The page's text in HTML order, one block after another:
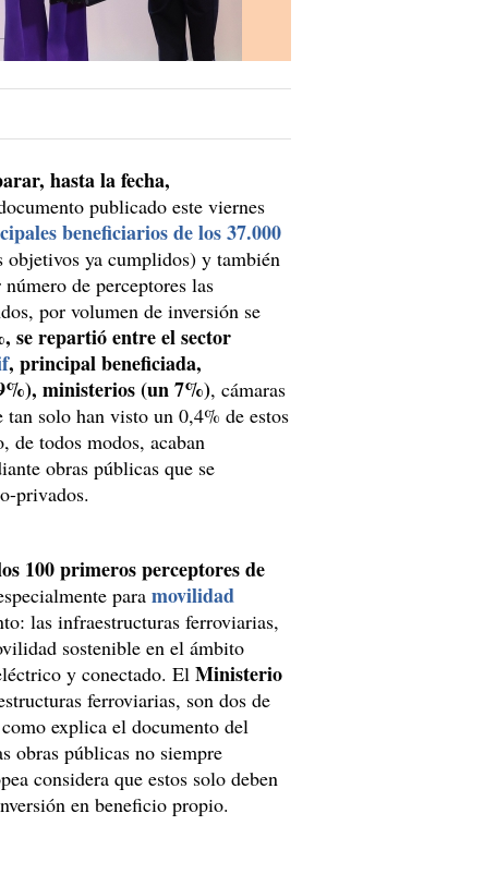
hasta la fecha,
publicado este viernes
beneficiarios de los 37.000
objetivos ya cumplidos) y también
de perceptores las
por volumen de inversión se
se repartió entre el sector
, principal beneficiada,
ministerios (un 7%), cámaras
solo han visto un 0,4% de estos
de todos modos, acaban
obras públicas que se
privados.
100 primeros perceptores de
para movilidad
las infraestructuras ferroviarias,
sostenible en el ámbito
y conectado. El Ministerio
ferroviarias, son dos de
explica el documento del
obras públicas no siempre
considera que estos solo deben
en beneficio propio.